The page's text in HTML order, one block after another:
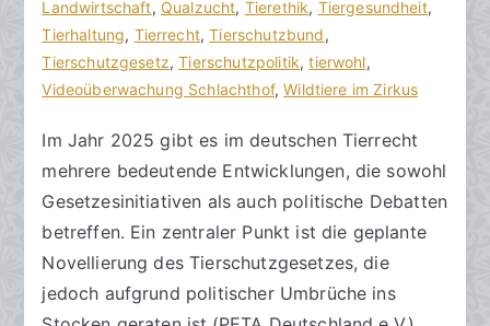
r
a
k
R
c
h
t
s
a
w
a
g
v
e
ö
f
f
e
n
l
Landwirtschaft, Qualzucht, Tierethik, Tiergesundheit,
Tierhaltung, Tierrecht,Tierschutzbund,
Tierschutzgesetz,Tierschutzpolitik,tierwohl,
Videoüberwachung Schlachthof,Wildtiere im Zirkus
K
o
m
m
n
t
a
r
e
Entwicklungen
Im Jahr 2025 gibt es im deutschen Tierrecht
mehrere bedeutende Entwicklungen, die sowohl
Gesetzesinitiativen als auch politische Debatten
betreffen. Ein zentraler Punkt ist die geplante
Novellierung des Tierschutzgesetzes, die
jedoch aufgrund politischer Umbrüche ins